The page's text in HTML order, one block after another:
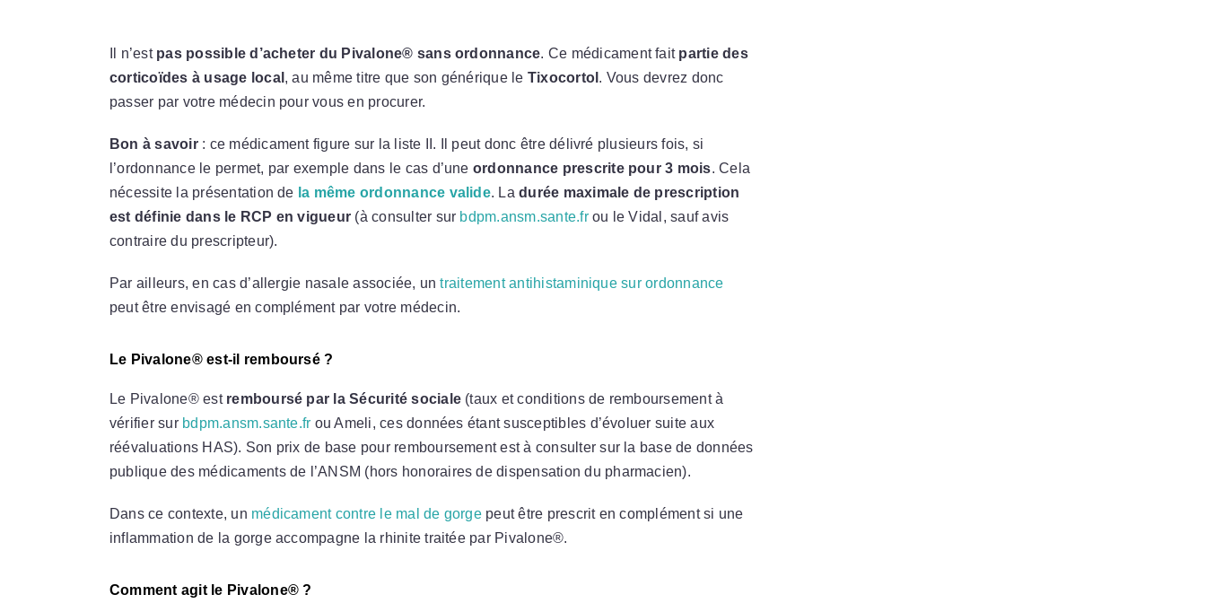
Il n’est pas possible d’acheter du Pivalone® sans ordonnance. Ce médicament fait partie des
corticoïdes à usage local , au même titre que son générique le Tixocortol . Vous devrez donc
passer par votre médecin pour vous en procurer.
Bon à savoir: ce médicament figure sur la liste II. Il peut donc être délivré plusieurs fois, si
l’ordonnance le permet, par exemple dans le cas d’une ordonnance prescrite pour 3 mois. Cela
nécessite la présentation de la même ordonnance valide. Ladurée maximale de prescription
est définie dans le RCP en vigueur (à consulter sur bdpm.ansm.sante.frou le Vidal, sauf avis
contraire du prescripteur).
Par ailleurs, en cas d’allergie nasale associée, untraitement antihistaminique sur ordonnance
peut être envisagé en complément par votre médecin.
Le Pivalone® est-il remboursé ?
Le Pivalone® est remboursé par la Sécurité sociale (taux et conditions de remboursement à
vérifier sur bdpm.ansm.sante.fr ou Ameli, ces données étant susceptibles d’évoluer suite aux
réévaluations HAS). Son prix de base pour remboursement est à consulter sur la base de données
publique des médicaments de l’ANSM (hors honoraires de dispensation du pharmacien).
Dans ce contexte, un médicament contre le mal de gorgepeut être prescrit en complément si une
inflammation de la gorge accompagne la rhinite traitée par Pivalone®.
Comment agit le Pivalone® ?